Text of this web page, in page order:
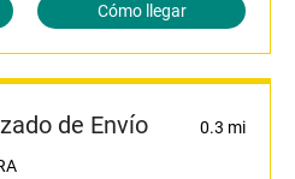
Cómo llegar
de Envío
0.3 mi